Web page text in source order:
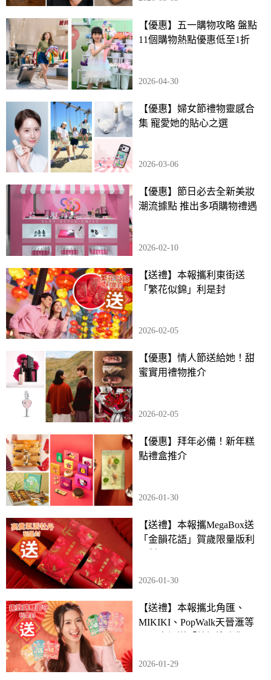
【優惠】五一購物攻略 盤點
11個購物熱點優惠低至1折
2026-04-30
【優惠】婦女節禮物靈感合
集 寵愛她的貼心之選
2026-03-06
【優惠】節日必去全新美妝
潮流據點 推出多項購物禮遇
2026-02-10
【送禮】本報攜利東街送
「繁花似錦」利是封
2026-02-05
【優惠】情人節送給她！甜
蜜實用禮物推介
2026-02-05
【優惠】拜年必備！新年糕
點禮盒推介
2026-01-30
【送禮】本報攜MegaBox送
「金韻花語」賀歲限量版利
2026-01-30
【送禮】本報攜北角匯、
MIKIKI、PopWalk天晉滙等
2026-01-29